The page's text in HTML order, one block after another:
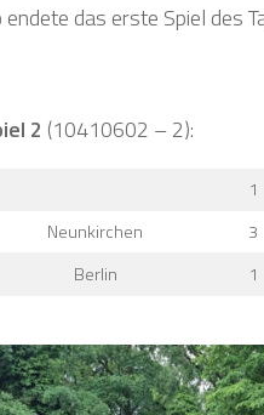
endete das erste Spiel des
2 (10410602 – 2):
1
Neunkirchen
3
Berlin
1